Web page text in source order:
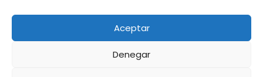
Aceptar
Denegar
bodegas por área